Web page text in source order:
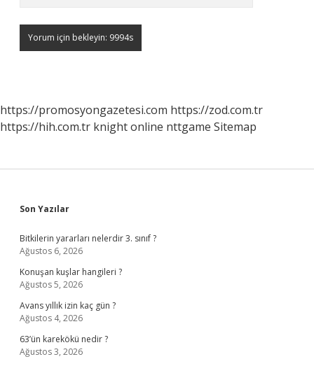
https://promosyongazetesi.com https://zod.com.tr
https://hih.com.tr knight online nttgame Sitemap
Sidebar
Son Yazılar
Bitkilerin yararları nelerdir 3. sınıf ?
Ağustos 6, 2026
Konuşan kuşlar hangileri ?
Ağustos 5, 2026
Avans yıllık izin kaç gün ?
Ağustos 4, 2026
63’ün karekökü nedir ?
Ağustos 3, 2026